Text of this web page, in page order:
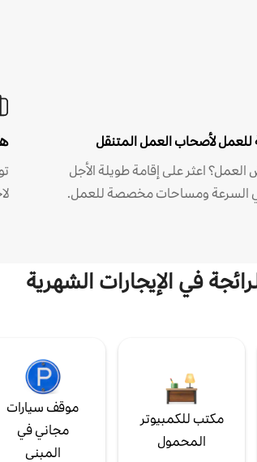
لأصحاب العمل المتنقل
اعثر على إقامة طويلة الأجل
السرعة ومساحات مخصصة للعمل.
في الإيجارات الشهرية
مكتب للكمبيوتر
المحمول
موقف سيارات
مجاني في
المبنى